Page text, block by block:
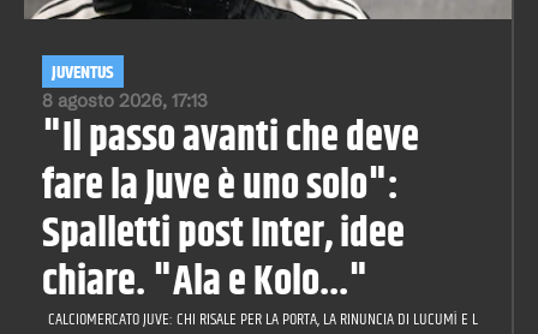
8 agosto 2026, 17:13
JUVENTUS
"Il passo avanti che deve
fare la Juve è uno solo":
Spalletti post Inter, idee
chiare. "Ala e Kolo..."
CALCIOMERCATO JUVE: CHI RISALE PER LA PORTA, LA RINUNCIA DI LUCUMÌ E LA